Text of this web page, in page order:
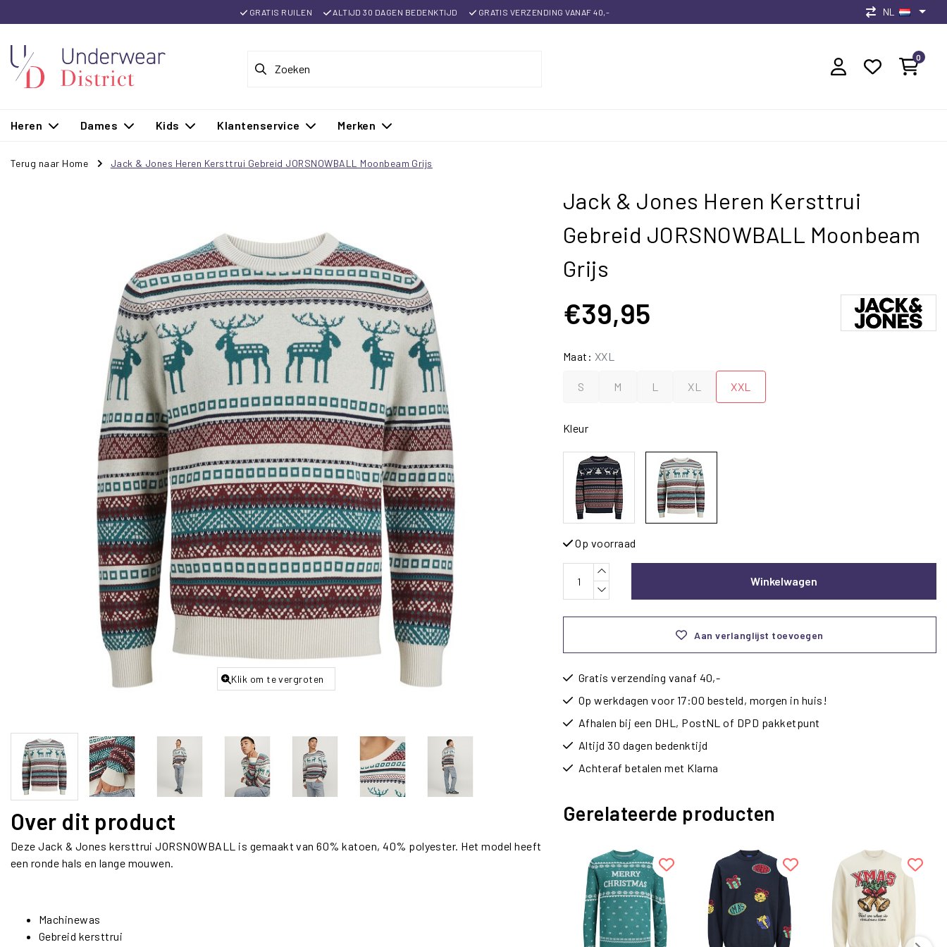
GRATIS RUILEN ALTIJD 30 DAGEN BEDENKTIJD GRATIS VERZENDING VANAF 40,- NL
0
Heren Dames Kids Klantenservice Merken
Terug naar Home Jack & Jones Heren Kersttrui Gebreid JORSNOWBALL Moonbeam Grijs
Klik om te vergroten
Over dit product
Deze Jack & Jones kersttrui JORSNOWBALL is gemaakt van 60% katoen, 40% polyester. Het model heeft
een ronde hals en lange mouwen.
Machinewas
Gebreid kersttrui
Jack & Jones Heren Kersttrui
Gebreid JORSNOWBALL Moonbeam
Grijs
€39,95
Maat: XXL
S M L XL XXL
Kleur
Op voorraad
Winkelwagen
Aan verlanglijst toevoegen
Gratis verzending vanaf 40,-
Op werkdagen voor 17:00 besteld, morgen in huis!
Afhalen bij een DHL, PostNL of DPD pakketpunt
Altijd 30 dagen bedenktijd
Achteraf betalen met Klarna
Gerelateerde producten